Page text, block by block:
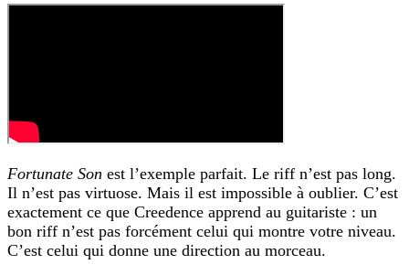
Fortunate Son est l’exemple parfait. Le riff n’est pas long.
Il n’est pas virtuose. Mais il est impossible à oublier. C’est
exactement ce que Creedence apprend au guitariste : un
bon riff n’est pas forcément celui qui montre votre niveau.
C’est celui qui donne une direction au morceau.